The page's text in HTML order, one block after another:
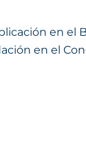
en el
en el